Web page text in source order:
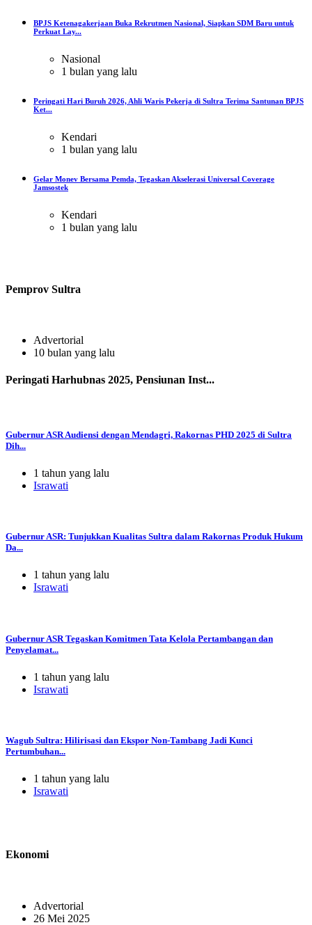
BPJS Ketenagakerjaan Buka Rekrutmen Nasional, Siapkan SDM Baru untuk
Perkuat Lay...
Nasional
1 bulan yang lalu
Peringati Hari Buruh 2026, Ahli Waris Pekerja di Sultra Terima Santunan BPJS
Ket...
Kendari
1 bulan yang lalu
Gelar Monev Bersama Pemda, Tegaskan Akselerasi Universal Coverage
Jamsostek
Kendari
1 bulan yang lalu
Pemprov Sultra
Advertorial
10 bulan yang lalu
Peringati Harhubnas 2025, Pensiunan Inst...
Gubernur ASR Audiensi dengan Mendagri, Rakornas PHD 2025 di Sultra
Dih...
1 tahun yang lalu
Israwati
Gubernur ASR: Tunjukkan Kualitas Sultra dalam Rakornas Produk Hukum
Da...
1 tahun yang lalu
Israwati
Gubernur ASR Tegaskan Komitmen Tata Kelola Pertambangan dan
Penyelamat...
1 tahun yang lalu
Israwati
Wagub Sultra: Hilirisasi dan Ekspor Non-Tambang Jadi Kunci
Pertumbuhan...
1 tahun yang lalu
Israwati
Ekonomi
Advertorial
26 Mei 2025